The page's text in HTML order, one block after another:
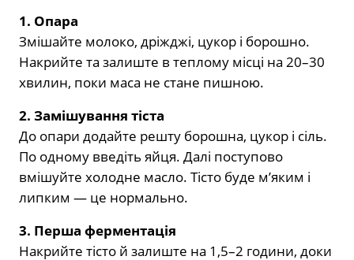
1. Опара
Змішайте молоко, дріжджі, цукор і борошно.
Накрийте та залиште в теплому місці на 20–30
хвилин, поки маса не стане пишною.
2. Замішування тіста
До опари додайте решту борошна, цукор і сіль.
По одному введіть яйця. Далі поступово
вмішуйте холодне масло. Тісто буде м’яким і
липким — це нормально.
3. Перша ферментація
Накрийте тісто й залиште на 1,5–2 години, доки